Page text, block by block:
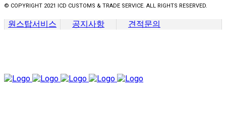
© COPYRIGHT 2021 ICD CUSTOMS & TRADE SERVICE. ALL RIGHTS RESERVED.
원스탑서비스 공지사항 견적문의